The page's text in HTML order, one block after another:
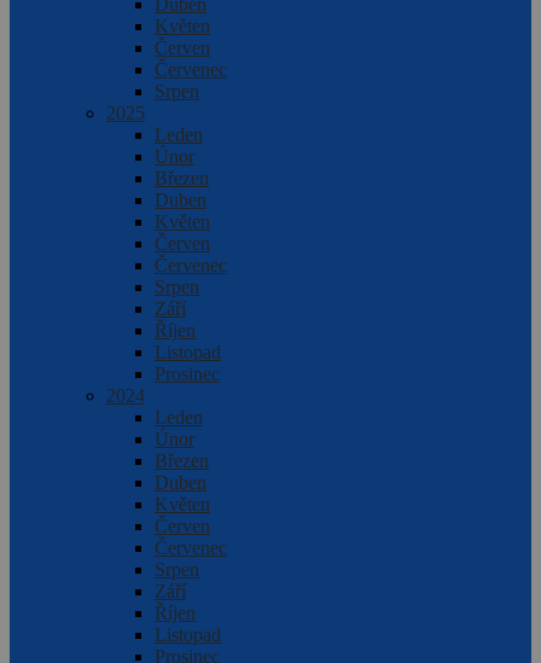
Duben
Květen
Červen
Červenec
Srpen
2025
Leden
Únor
Březen
Duben
Květen
Červen
Červenec
Srpen
Září
Říjen
Listopad
Prosinec
2024
Leden
Únor
Březen
Duben
Květen
Červen
Červenec
Srpen
Září
Říjen
Listopad
Prosinec